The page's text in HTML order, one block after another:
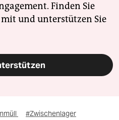
Finden Sie
mit und unterstützen Sie
#Zwischenlager